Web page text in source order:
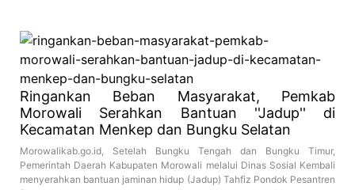
Ringankan Beban Masyarakat, Pemkab
Morowali Serahkan Bantuan ''Jadup'' di
Kecamatan Menkep dan Bungku Selatan
Morowalikab.go.id, Setelah Bungku Tengah dan Bungku Timur,
Pemerintah Daerah Kabupaten Morowali melalui Dinas Sosial Kembali
menyerahkan bantuan jaminan hidup (Jadup) Tahfiz Pondok Pesantren